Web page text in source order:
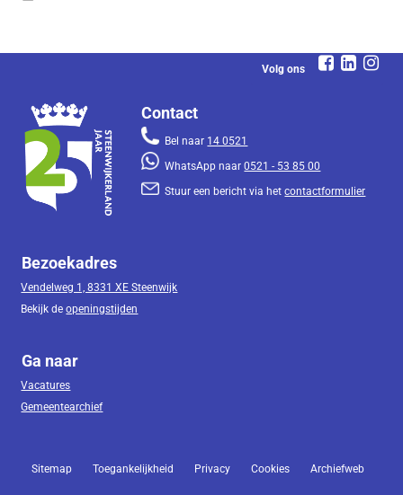
Volg ons
Contact
Bel naar 14 0521
WhatsApp naar0521 - 53 85 00
Stuur een bericht via hetcontactformulier
Bezoekadres
Vendelweg 1, 8331 XE Steenwijk
Bekijk deopeningstijden
Ga naar
Vacatures
Gemeentearchief
Sitemap Toegankelijkheid Privacy Cookies Archiefweb